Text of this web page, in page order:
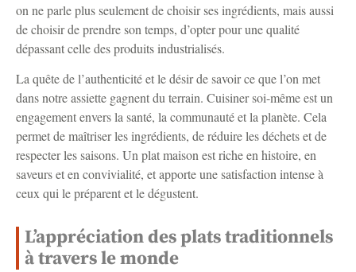
on ne parle plus seulement de choisir ses ingrédients, mais aussi
de choisir de prendre son temps, d’opter pour une qualité
dépassant celle des produits industrialisés.
La quête de l’authenticité et le désir de savoir ce que l’on met
dans notre assiette gagnent du terrain. Cuisiner soi-même est un
engagement envers la santé, la communauté et la planète. Cela
permet de maîtriser les ingrédients, de réduire les déchets et de
respecter les saisons. Un plat maison est riche en histoire, en
saveurs et en convivialité, et apporte une satisfaction intense à
ceux qui le préparent et le dégustent.
L’appréciation des plats traditionnels
à travers le monde